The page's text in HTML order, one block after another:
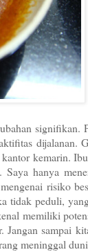
signifikan.
dijalanan.
kemarin.
hanya
risiko
tidak peduli,
memiliki
sampai
meninggal